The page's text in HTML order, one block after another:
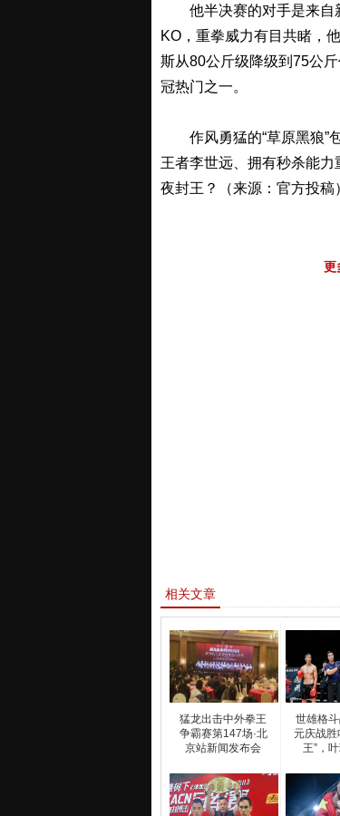
他半决赛的对手是来自新
KO，重拳威力有目共睹，
斯从80公斤级降级到75公
冠热门之一。
作风勇猛的“草原黑狼”包
王者李世远、拥有秒杀能
夜封王？（来源：官方投稿
更
相关文章
猛龙出击中外拳王
争霸赛第147场·北
京站新闻发布会
世雄格
元庆战胜
王”，